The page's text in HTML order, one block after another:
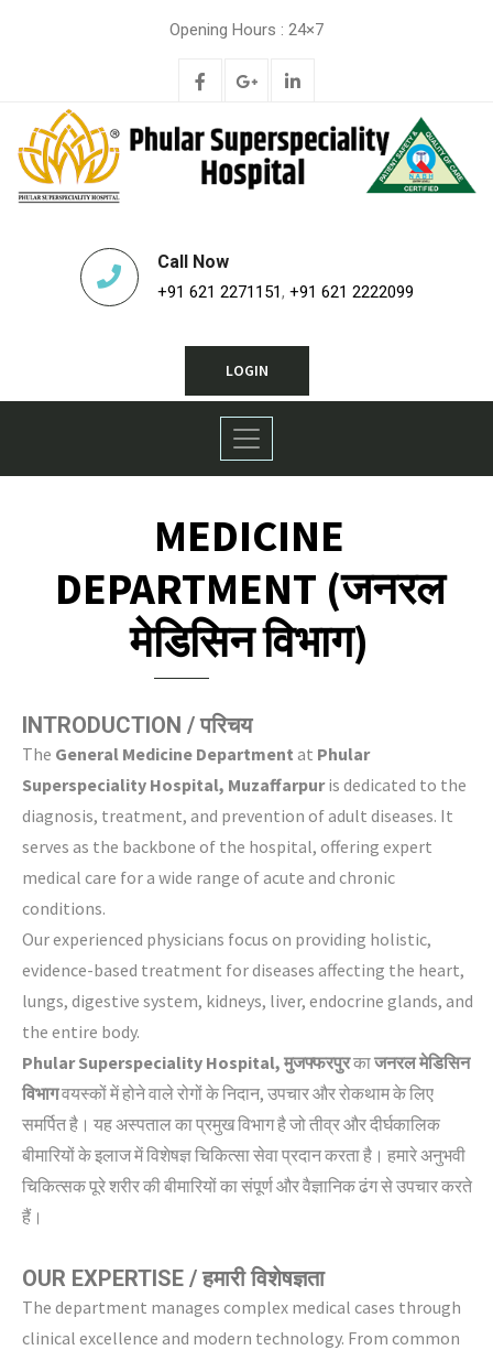
Opening Hours : 24×7
Call Now
+91 621 2271151, +91 621 2222099
LOGIN
MEDICINE
DEPARTMENT (जनरल
मेडिसिन विभाग)
INTRODUCTION / परिचय
The General Medicine Department at Phular
Superspeciality Hospital, Muzaffarpuris dedicated to the
diagnosis, treatment, and prevention of adult diseases. It
serves as the backbone of the hospital, offering expert
medical care for a wide range of acute and chronic
conditions.
Our experienced physicians focus on providing holistic,
evidence-based treatment for diseases affecting the heart,
lungs, digestive system, kidneys, liver, endocrine glands, and
the entire body.
Phular Superspeciality Hospital, मुजफ्फरपुरकाजनरल मेडिसिन
विभागवयस्कों में होने वाले रोगों के निदान, उपचार और रोकथाम के लिए
समर्पित है। यह अस्पताल का प्रमुख विभाग है जो तीव्र और दीर्घकालिक
बीमारियों के इलाज में विशेषज्ञ चिकित्सा सेवा प्रदान करता है। हमारे अनुभवी
चिकित्सक पूरे शरीर की बीमारियों का संपूर्ण और वैज्ञानिक ढंग से उपचार करते
हैं।
OUR EXPERTISE / हमारी विशेषज्ञता
The department manages complex medical cases through
clinical excellence and modern technology. From common